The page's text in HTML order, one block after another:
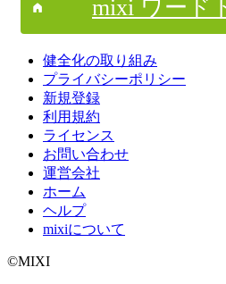
mixi ワード
健全化の取り組み
プライバシーポリシー
新規登録
利用規約
ライセンス
お問い合わせ
運営会社
ホーム
ヘルプ
mixiについて
©MIXI